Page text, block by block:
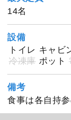
14名
設備
トイレ キャビ
冷凍庫 ポット
備考
食事は各自持